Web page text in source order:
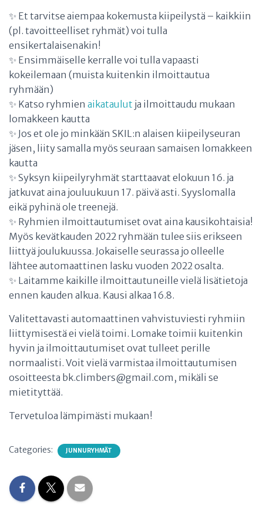
✨ Et tarvitse aiempaa kokemusta kiipeilystä – kaikkiin
(pl. tavoitteelliset ryhmät) voi tulla
ensikertalaisenakin!
✨ Ensimmäiselle kerralle voi tulla vapaasti
kokeilemaan (muista kuitenkin ilmoittautua
ryhmään)
✨ Katso ryhmien aikataulut ja ilmoittaudu mukaan
lomakkeen kautta
✨ Jos et ole jo minkään SKIL:n alaisen kiipeilyseuran
jäsen, liity samalla myös seuraan samaisen lomakkeen
kautta
✨ Syksyn kiipeilyryhmät starttaavat elokuun 16. ja
jatkuvat aina jouluukuun 17. päivä asti. Syyslomalla
eikä pyhinä ole treenejä.
✨ Ryhmien ilmoittautumiset ovat aina kausikohtaisia!
Myös kevätkauden 2022 ryhmään tulee siis erikseen
liittyä joulukuussa. Jokaiselle seurassa jo olleelle
lähtee automaattinen lasku vuoden 2022 osalta.
✨ Laitamme kaikille ilmoittautuneille vielä lisätietoja
ennen kauden alkua. Kausi alkaa 16.8.
Valitettavasti automaattinen vahvistuviesti ryhmiin
liittymisestä ei vielä toimi. Lomake toimii kuitenkin
hyvin ja ilmoittautumiset ovat tulleet perille
normaalisti. Voit vielä varmistaa ilmoittautumisen
osoitteesta bk.climbers@gmail.com, mikäli se
mietityttää.
Tervetuloa lämpimästi mukaan!
Categories: JUNNURYHMÄT